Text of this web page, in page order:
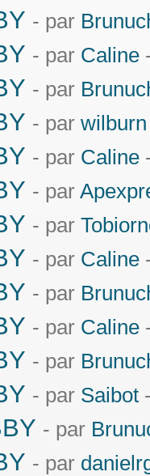
- par
- par Caline
- par
- par wilburn
- par Caline
- par
- par
- par Caline
- par
- par Caline
- par
- par Saibot
- par
- par